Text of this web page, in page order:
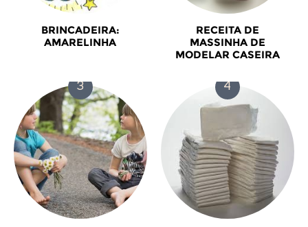
BRINCADEIRA:
AMARELINHA
RECEITA DE
MASSINHA DE
MODELAR CASEIRA